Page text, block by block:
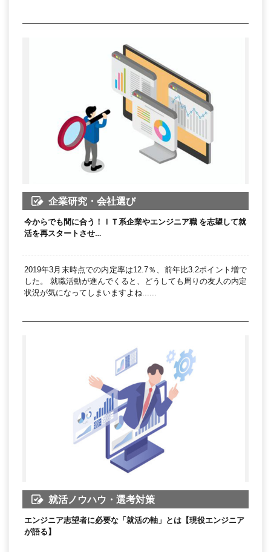
企業研究・会社選び
今からでも間に合う！ＩＴ系企業やエンジニア職 を志望して就
活を再スタートさせ…
2019年3月末時点での内定率は12.7％、前年比3.2ポイント増で
した。 就職活動が進んでくると、どうしても周りの友人の内定
状況が気になってしまいますよね......
就活ノウハウ・選考対策
エンジニア志望者に必要な「就活の軸」とは【現役エンジニア
が語る】